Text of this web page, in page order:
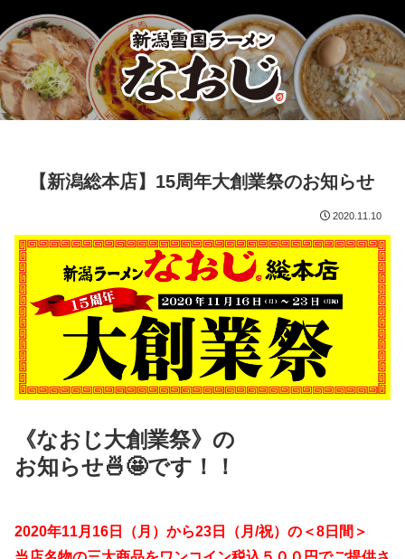
【新潟総本店】15周年大創業祭のお知らせ
2020.11.10
《なおじ大創業祭》の
お知らせ🍜🤩です！！
2020年11月16日（月）から23日（月/祝）の＜8日間＞